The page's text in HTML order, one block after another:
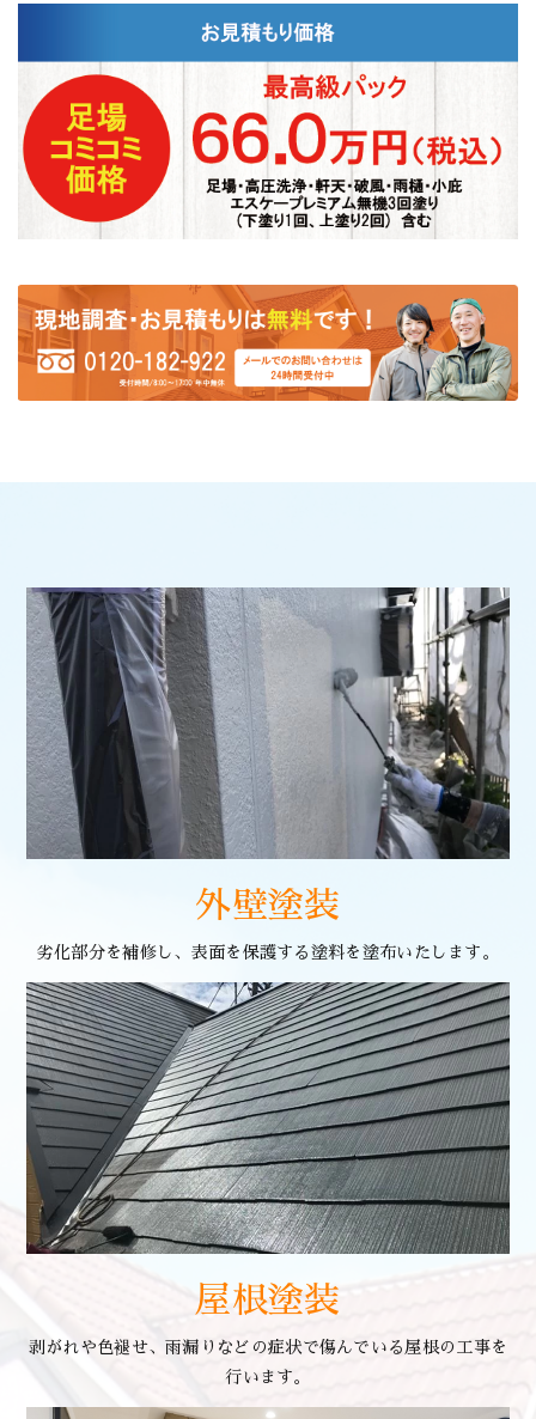
外壁塗装
劣化部分を補修し、表面を保護する塗料を塗布いたします。
屋根塗装
剥がれや色褪せ、雨漏りなどの症状で傷んでいる屋根の工事を
行います。